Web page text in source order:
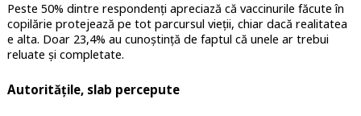
Peste 50% dintre respondenți apreciază că vaccinurile făcute în
copilărie protejează pe tot parcursul vieții, chiar dacă realitatea
e alta. Doar 23,4% au cunoștință de faptul că unele ar trebui
reluate și completate.
Autoritățile, slab percepute